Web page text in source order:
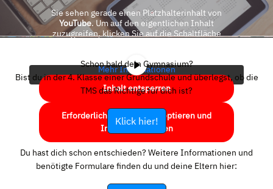
Sie sehen gerade einen Platzhalterinhalt von
YouTube. Um auf den eigentlichen Inhalt
zuzugreifen, klicken Sie auf die Schaltfläche
Mehr Informationen
Inhalt entsperren
Erforderlichen Service akzeptieren und
Inhalte entsperren
Schon bald dein Gymnasium?
Bist du in der 4. Klasse einer Grundschule und überlegst, ob die
TMS das Richtige für dich ist?
Klick hier!
Du hast dich schon entschieden? Weitere Informationen und
benötigte Formulare finden du und deine Eltern hier: